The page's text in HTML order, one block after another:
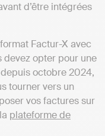
d’être intégrées
Factur-X avec
devez opter pour une
octobre 2024,
tourner vers un
vos factures sur
plateforme de